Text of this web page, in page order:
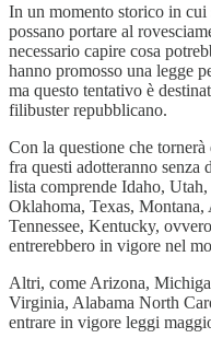
In un momento storico in cui
possano portare al
necessario capire cosa
hanno promosso una legge
ma questo tentativo è
filibuster repubblicano.
Con la questione che
fra questi adotteranno senza
lista comprende Idaho,
Oklahoma, Texas,
Tennessee, Kentucky,
entrerebbero in vigore nel
Altri, come Arizona,
Virginia, Alabama North
entrare in vigore leggi